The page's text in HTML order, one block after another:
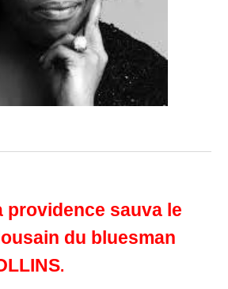
providence sauva le
du bluesman
.